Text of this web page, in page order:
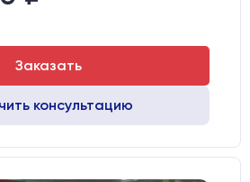
Заказать
консультацию